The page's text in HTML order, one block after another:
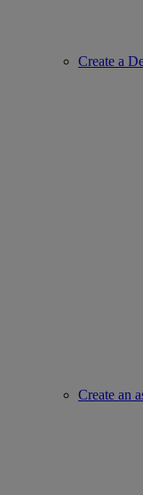
Create a
Create an